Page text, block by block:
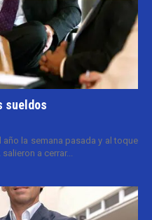
sueldos
año la semana pasada y al toque
a cerrar...